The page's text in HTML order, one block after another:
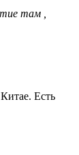
там ,
Есть